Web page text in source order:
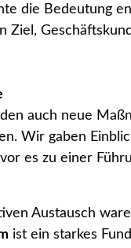
die Bedeutung
Ziel,
auch neue
Wir gaben
es zu einer
Austausch
ist ein starkes